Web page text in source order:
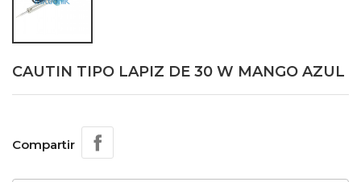
CAUTIN TIPO LAPIZ DE 30 W MANGO AZUL
Compartir